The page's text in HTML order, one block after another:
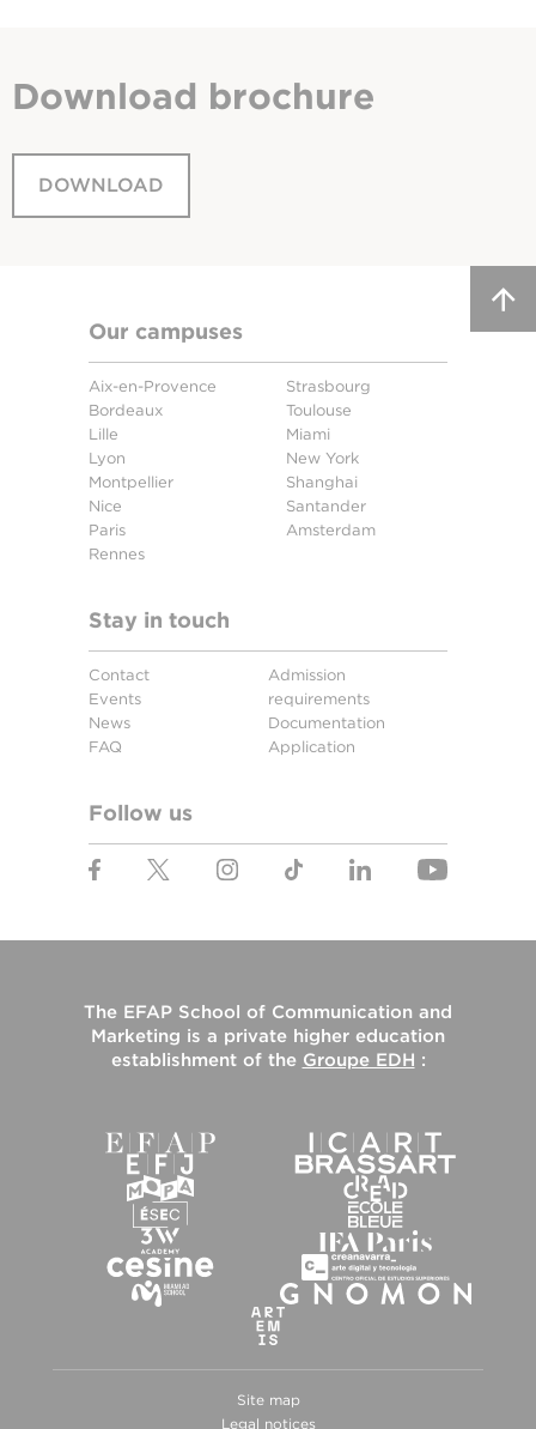
Download brochure
DOWNLOAD
Our campuses
Aix-en-Provence
Bordeaux
Lille
Lyon
Montpellier
Nice
Paris
Rennes
Strasbourg
Toulouse
Miami
New York
Shanghai
Santander
Amsterdam
Stay in touch
Contact
Events
News
FAQ
Admission
requirements
Documentation
Application
Follow us
The EFAP School of Communication and
Marketing is a private higher education
establishment of the Groupe EDH :
Site map
Legal notices